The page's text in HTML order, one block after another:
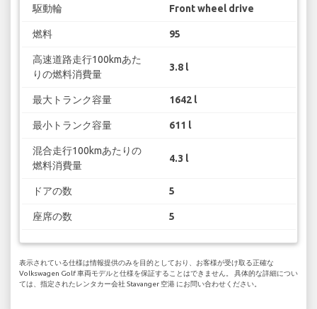
駆動輪 Front wheel drive
燃料 95
高速道路走行100kmあた
りの燃料消費量
3.8 l
最大トランク容量 1642 l
最小トランク容量 611 l
混合走行100kmあたりの
燃料消費量
4.3 l
ドアの数 5
座席の数 5
表示されている仕様は情報提供のみを目的としており、お客様が受け取る正確な
Volkswagen Golf 車両モデルと仕様を保証することはできません。 具体的な詳細につい
ては、指定されたレンタカー会社 Stavanger 空港 にお問い合わせください。